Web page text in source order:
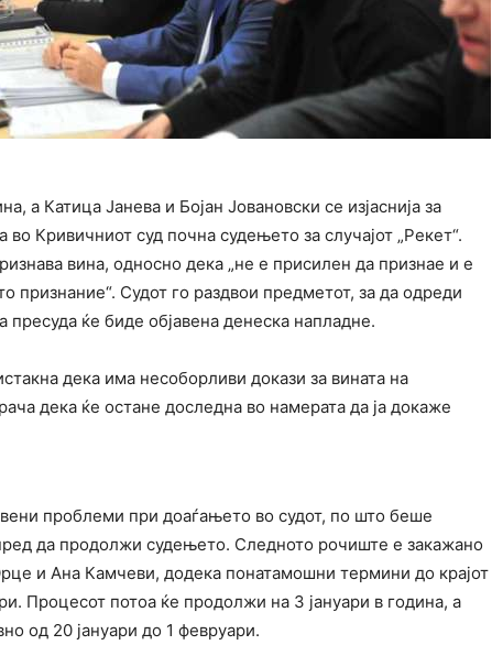
а Катица Јанева и Бојан Јовановски се изјаснија за
Кривичниот суд почна судењето за случајот „Рекет“.
вина, односно дека „не е присилен да признае и е
признание“. Судот го раздвои предметот, за да одреди
ќе биде објавена денеска напладне.
дека има несоборливи докази за вината на
дека ќе остане доследна во намерата да ја докаже
проблеми при доаѓањето во судот, по што беше
да продолжи судењето. Следното рочиште е закажано
и Ана Камчеви, додека понатамошни термини до крајот
Процесот потоа ќе продолжи на 3 јануари в година, а
од 20 јануари до 1 февруари.